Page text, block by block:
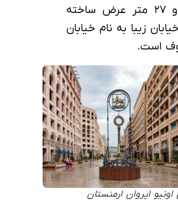
۴۵۰ متر طول و ۲۷ متر عرض ساخته
زیبا به نام خیابان
است.
ایروان ارمنستان